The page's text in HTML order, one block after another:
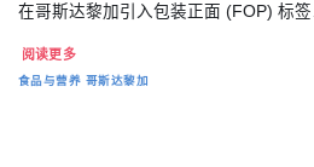
在哥斯达黎加引入包装正面 (FOP) 标
阅读更多
食品与营养 哥斯达黎加